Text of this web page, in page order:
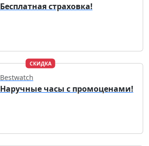
Бесплатная страховка!
СКИДКА
Bestwatch
Наручные часы с промоценами!